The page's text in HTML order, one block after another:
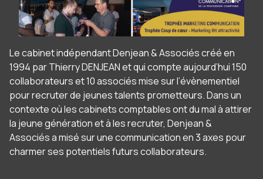
Le cabinet indépendant Denjean & Associés créé en
1994 par Thierry DENJEAN et qui compte aujourd’hui 150
collaborateurs et 10 associés mise sur l’évènementiel
pour recruter de jeunes talents prometteurs. Dans un
contexte où les cabinets comptables ont du mal à attirer
la jeune génération et à les recruter, Denjean &
Associés a misé sur une communication en 3 axes pour
charmer ses potentiels futurs collaborateurs.